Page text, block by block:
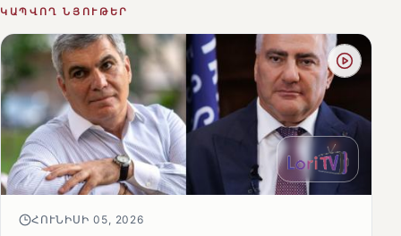
ԿԱՊՎՈՂ ՆՅՈՒԹԵՐ
ՀՈՒՆԻՍԻ 05, 2026